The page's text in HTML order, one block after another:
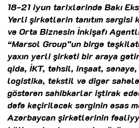
18-21 iyun tarixlərində Bakı
Yerli şirkətlərin tanıtım sərgisi
və Orta Biznesin İnkişafı
“Marsol Group”un birgə
yaxın yerli şirkəti bir araya
qida, İKT, təhsil, inşaat,
logistika, tekstil və digər
göstərən sahibkarlar iştirak
dəfə keçiriləcək sərginin əsas
Azərbaycan şirkətlərinin